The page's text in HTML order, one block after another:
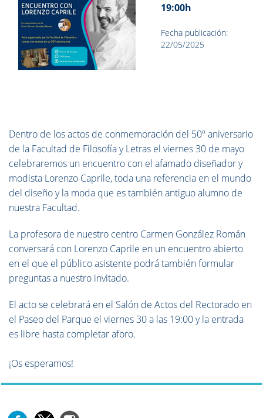
19:00h
Fecha publicación:
22/05/2025
Dentro de los actos de conmemoración del 50º aniversario
de la Facultad de Filosofía y Letras el viernes 30 de mayo
celebraremos un encuentro con el afamado diseñador y
modista Lorenzo Caprile, toda una referencia en el mundo
del diseño y la moda que es también antiguo alumno de
nuestra Facultad.
La profesora de nuestro centro Carmen González Román
conversará con Lorenzo Caprile en un encuentro abierto
en el que el público asistente podrá también formular
preguntas a nuestro invitado.
El acto se celebrará en el Salón de Actos del Rectorado en
el Paseo del Parque el viernes 30 a las 19:00 y la entrada
es libre hasta completar aforo.
¡Os esperamos!